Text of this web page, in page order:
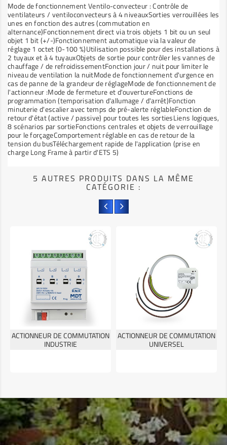
Mode de fonctionnement Ventilo-convecteur : Contrôle de
ventilateurs / ventiloconvecteurs à 4 niveauxSorties verrouillées les
unes en fonction des autres (commutation en
alternance)Fonctionnement direct via trois objets 1 bit ou un seul
objet 1 bit (+/-)Fonctionnement automatique via la valeur de
réglage 1 octet (0-100 %)Utilisation possible pour des installations à
2 tuyaux et à 4 tuyauxObjets de sortie pour contrôler les vannes de
chauffage / de refroidissementFonction jour / nuit pour limiter le
niveau de ventilation la nuitMode de fonctionnement d'urgence en
cas de panne de la grandeur de réglageMode de fonctionnement de
l'actionneur :Mode de fermeture et d'ouvertureFonctions de
programmation (temporisation d'allumage / d'arrêt)Fonction
minuterie d'escalier avec temps de pré-alerte réglableFonction de
retour d'état (active / passive) pour toutes les sortiesLiens logiques,
8 scénarios par sortieFonctions centrales et objets de verrouillage
pour le forçageComportement réglable en cas de retour de la
tension du busTéléchargement rapide de l'application (prise en
charge Long Frame à partir d'ETS 5)
5 AUTRES PRODUITS DANS LA MÊME
CATÉGORIE :
ACTIONNEUR DE COMMUTATION
INDUSTRIE
ACTIONNEUR DE COMMUTATION
UNIVERSEL